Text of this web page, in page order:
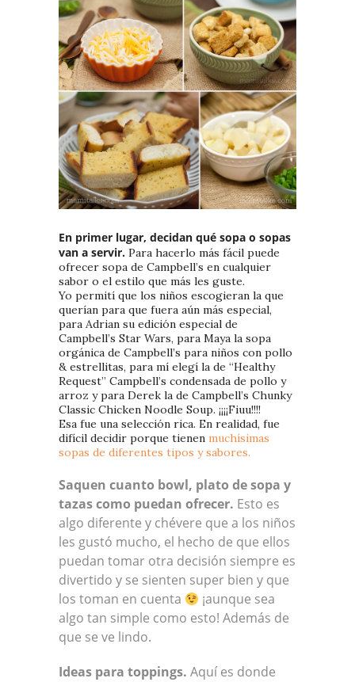
En primer lugar, decidan qué sopa o sopas
van a servir. Para hacerlo más fácil puede
ofrecer sopa de Campbell’s en cualquier
sabor o el estilo que más les guste.
Yo permití que los niños escogieran la que
querían para que fuera aún más especial,
para Adrian su edición especial de
Campbell’s Star Wars, para Maya la sopa
orgánica de Campbell’s para niños con pollo
& estrellitas, para mí elegí la de “Healthy
Request” Campbell’s condensada de pollo y
arroz y para Derek la de Campbell’s Chunky
Classic Chicken Noodle Soup. ¡¡¡¡Fiuu!!!!
Esa fue una selección rica. En realidad, fue
difícil decidir porque tienen muchísimas
sopas de diferentes tipos y sabores.
Saquen cuanto bowl, plato de sopa y
tazas como puedan ofrecer. Esto es
algo diferente y chévere que a los niños
les gustó mucho, el hecho de que ellos
puedan tomar otra decisión siempre es
divertido y se sienten super bien y que
los toman en cuenta
¡aunque sea
algo tan simple como esto! Además de
que se ve lindo.
Ideas para toppings. Aquí es donde